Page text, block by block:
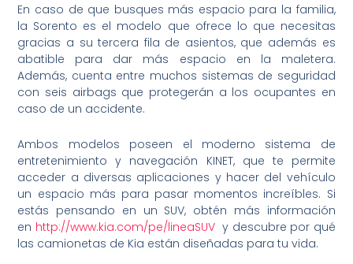
En caso de que busques más espacio para la familia,
la Sorento es el modelo que ofrece lo que necesitas
gracias a su tercera fila de asientos, que además es
abatible para dar más espacio en la maletera.
Además, cuenta entre muchos sistemas de seguridad
con seis airbags que protegerán a los ocupantes en
caso de un accidente.
Ambos modelos poseen el moderno sistema de
entretenimiento y navegación KINET, que te permite
acceder a diversas aplicaciones y hacer del vehículo
un espacio más para pasar momentos increíbles. Si
estás pensando en un SUV, obtén más información
en http://www.kia.com/pe/lineaSUVy descubre por qué
las camionetas de Kia están diseñadas para tu vida.